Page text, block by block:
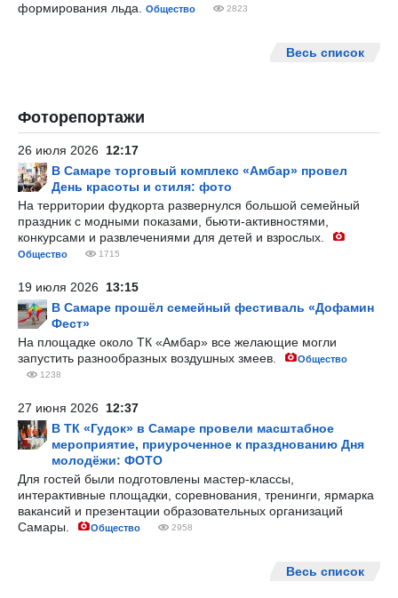
формирования льда.
Общество 2823
Весь список
Фоторепортажи
26 июля 2026 12:17
В Самаре торговый комплекс «Амбар» провел
День красоты и стиля: фото
На территории фудкорта развернулся большой семейный
праздник с модными показами, бьюти-активностями,
конкурсами и развлечениями для детей и взрослых.
Общество 1715
19 июля 2026 13:15
В Самаре прошёл семейный фестиваль «Дофамин
Фест»
На площадке около ТК «Амбар» все желающие могли
запустить разнообразных воздушных змеев.
Общество
1238
27 июня 2026 12:37
В ТК «Гудок» в Самаре провели масштабное
мероприятие, приуроченное к празднованию Дня
молодёжи: ФОТО
Для гостей были подготовлены мастер-классы,
интерактивные площадки, соревнования, тренинги, ярмарка
вакансий и презентации образовательных организаций
Самары.
Общество 2958
Весь список